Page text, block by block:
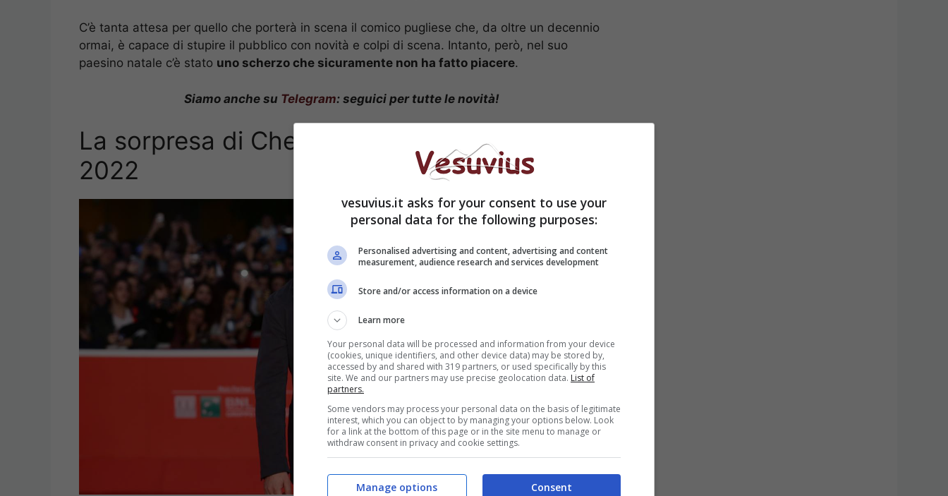
C’è tanta attesa per quello che porterà in scena il comico pugliese che, da oltre un decennio
ormai, è capace di stupire il pubblico con novità e colpi di scena. Intanto, però, nel suo
paesino natale c’è stato uno scherzo che sicuramente non ha fatto piacere.
Siamo anche su Telegram: seguici per tutte le novità!
La sorpresa di Checco Zalone a Sanremo
2022
vesuvius.it asks for your consent to use your
personal data for the following purposes:
Personalised advertising and content, advertising and content
measurement, audience research and services development
Store and/or access information on a device
Learn more
Your personal data will be processed and information from your device
(cookies, unique identifiers, and other device data) may be stored by,
accessed by and shared with 319 partners, or used specifically by this
site. We and our partners may use precise geolocation data. List of
partners.
Some vendors may process your personal data on the basis of legitimate
interest, which you can object to by managing your options below. Look
for a link at the bottom of this page or in the site menu to manage or
withdraw consent in privacy and cookie settings.
Consent
Manage options